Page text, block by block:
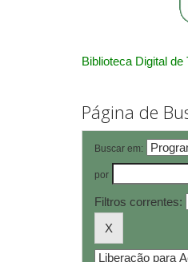
Biblioteca Digital
Página de
Buscar em:
por
Filtros correntes: